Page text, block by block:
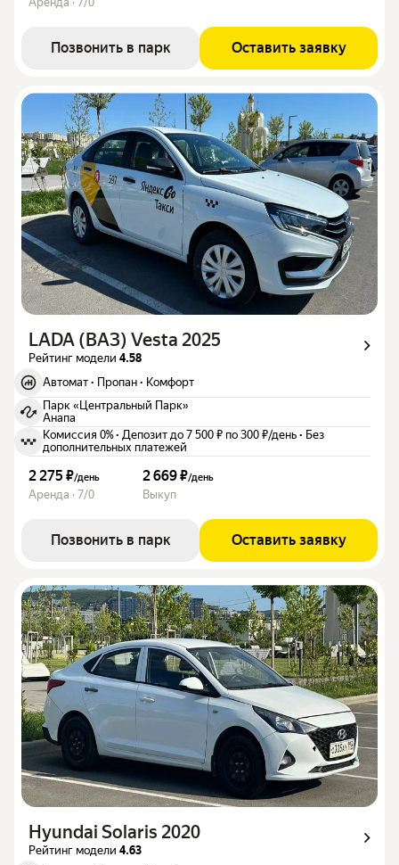
Позвонить в парк Оставить заявку
LADA (ВАЗ) Vesta 2025
Рейтинг модели 4.58
Автомат · Пропан · Комфорт
Парк «Центральный Парк»
Анапа
Комиссия 0%· Депозит до 7 500 ₽ по 300 ₽/день · Без
дополнительных платежей
2 275 ₽/день
Аренда · 7/0
2 669 ₽/день
Выкуп
Позвонить в парк Оставить заявку
Hyundai Solaris 2020
Рейтинг модели 4.63